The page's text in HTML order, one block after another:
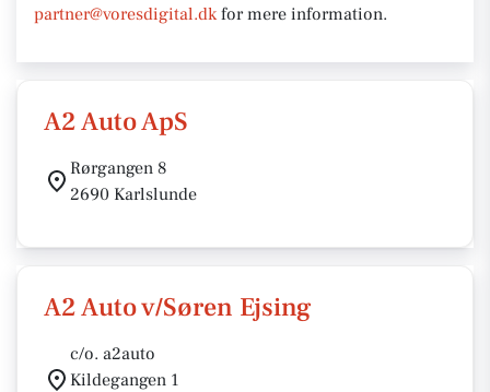
partner@voresdigital.dk for mere information.
A2 Auto ApS
Rørgangen 8
2690 Karlslunde
A2 Auto v/Søren Ejsing
c/o. a2auto
Kildegangen 1